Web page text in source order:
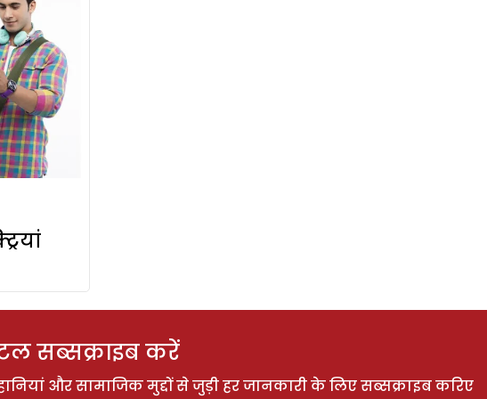
सब्सक्राइब करें
और सामाजिक मुद्दों से जुड़ी हर जानकारी के लिए सब्सक्राइब करिए